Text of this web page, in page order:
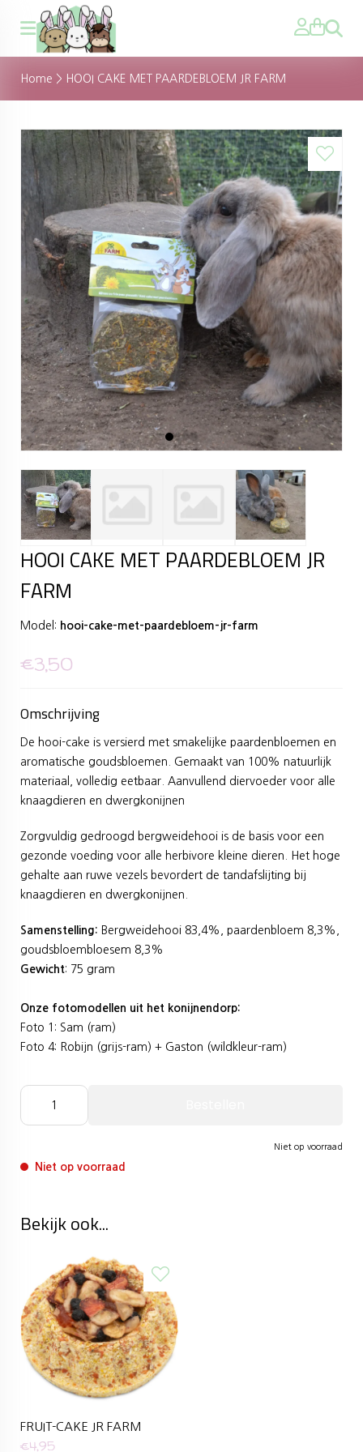
Zoeken
Home > HOOI CAKE MET PAARDEBLOEM JR FARM
HOOI CAKE MET PAARDEBLOEM JR
FARM
Model: hooi-cake-met-paardebloem-jr-farm
€3,50
Omschrijving
De hooi-cake is versierd met smakelijke paardenbloemen en
aromatische goudsbloemen. Gemaakt van 100% natuurlijk
materiaal, volledig eetbaar. Aanvullend diervoeder voor alle
knaagdieren en dwergkonijnen
Zorgvuldig gedroogd bergweidehooi is de basis voor een
gezonde voeding voor alle herbivore kleine dieren. Het hoge
gehalte aan ruwe vezels bevordert de tandafslijting bij
knaagdieren en dwergkonijnen.
Samenstelling: Bergweidehooi 83,4%, paardenbloem 8,3%,
goudsbloembloesem 8,3%
Gewicht: 75 gram
Onze fotomodellen uit het konijnendorp:
Foto 1: Sam (ram)
Foto 4: Robijn (grijs-ram) + Gaston (wildkleur-ram)
Niet op voorraad
Niet op voorraad
Bekijk ook...
FRUIT-CAKE JR FARM
€4,95